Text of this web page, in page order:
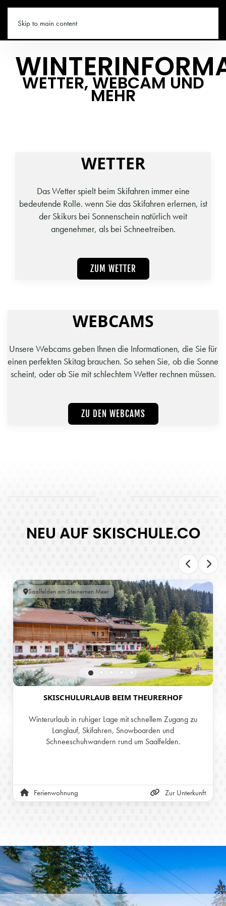
Skip to main content
SKISCHULE.CO
WETTER, WEBCAM UND
MEHR
WETTER
Das Wetter spielt beim Skifahren immer eine
bedeutende Rolle. wenn Sie das Skifahren erlernen, ist
der Skikurs bei Sonnenschein natürlich weit
angenehmer, als bei Schneetreiben.
ZUM WETTER
WEBCAMS
Unsere Webcams geben Ihnen die Informationen, die Sie für
einen perfekten Skitag brauchen. So sehen Sie, ob die Sonne
scheint, oder ob Sie mit schlechtem Wetter rechnen müssen.
ZU DEN WEBCAMS
NEU AUF SKISCHULE.CO
Saalfelden am Steinernen Meer
SKISCHULURLAUB BEIM THEURERHOF
Winterurlaub in ruhiger Lage mit schnellem Zugang zu
Langlauf, Skifahren, Snowboarden und
Schneeschuhwandern rund um Saalfelden.
Ferienwohnung Zur Unterkunft